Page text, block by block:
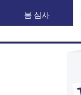
봄 심사